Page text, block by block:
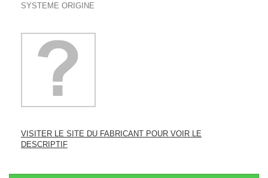
SYSTEME ORIGINE
VISITER LE SITE DU FABRICANT POUR VOIR LE
DESCRIPTIF